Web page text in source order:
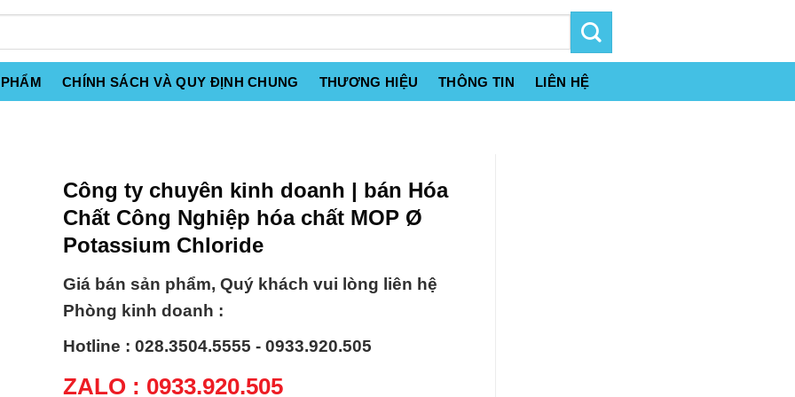
CHÍNH SÁCH VÀ QUY ĐỊNH CHUNG THƯƠNG HIỆU THÔNG TIN LIÊN HỆ
Công ty chuyên kinh doanh | bán Hóa
Chất Công Nghiệp hóa chất MOP Ø
Potassium Chloride
Giá bán sản phẩm, Quý khách vui lòng liên hệ
Phòng kinh doanh :
Hotline : 028.3504.5555 - 0933.920.505
ZALO : 0933.920.505